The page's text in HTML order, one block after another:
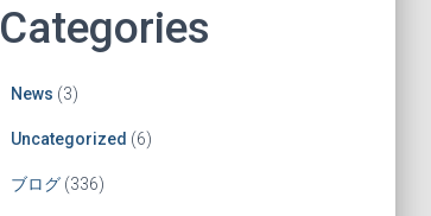
Categories
News (3)
Uncategorized (6)
ブログ(336)